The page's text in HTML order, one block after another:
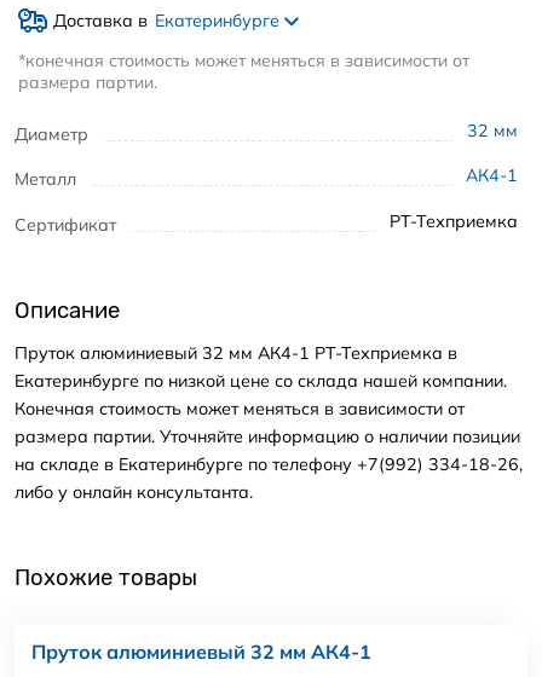
Диаметр 32 мм
Металл АК4-1
Сертификат РТ-Техприемка
Доставка в Екатеринбурге
*конечная стоимость может меняться в зависимости от
размера партии.
Описание
Пруток алюминиевый 32 мм АК4-1 РТ-Техприемка в
Екатеринбурге по низкой цене со склада нашей компании.
Конечная стоимость может меняться в зависимости от
размера партии. Уточняйте информацию о наличии позиции
на складе в Екатеринбурге по телефону +7(992) 334-18-26,
либо у онлайн консультанта.
Похожие товары
Пруток алюминиевый 32 мм АК4-1